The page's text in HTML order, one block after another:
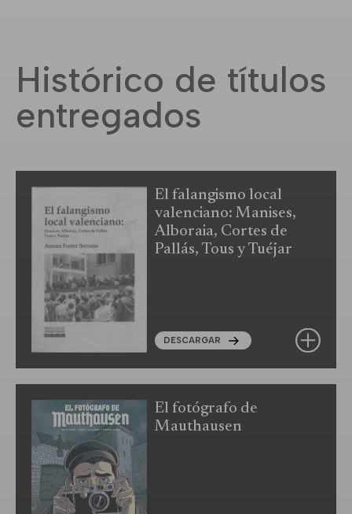
Histórico de títulos
entregados
El falangismo local
valenciano: Manises,
Alboraia, Cortes de
Pallás, Tous y Tuéjar
DESCARGAR
Autor
Aurora Fuster
Serrano
Editorial
El fotógrafo de
Mauthausen